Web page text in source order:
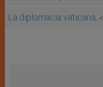
La diplomacia vaticana,